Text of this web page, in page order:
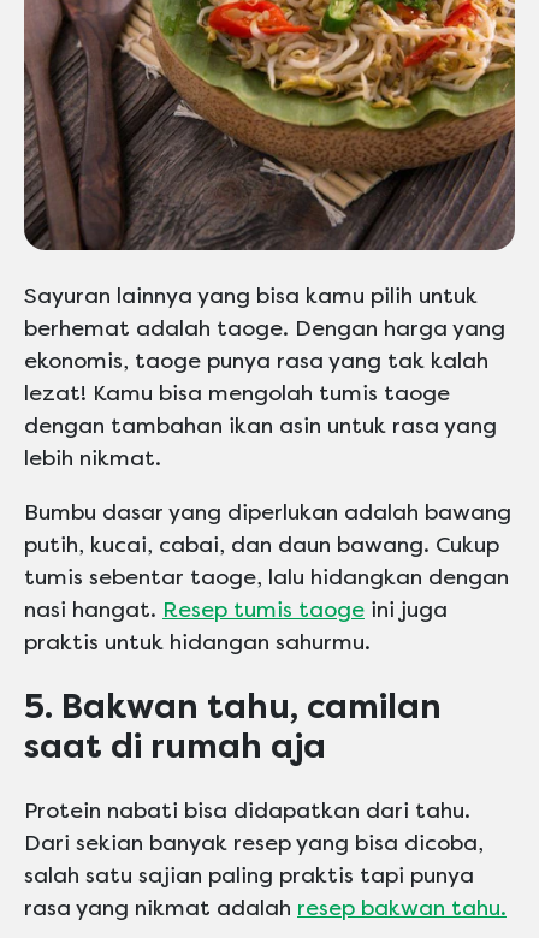
Sayuran lainnya yang bisa kamu pilih untuk
berhemat adalah taoge. Dengan harga yang
ekonomis, taoge punya rasa yang tak kalah
lezat! Kamu bisa mengolah tumis taoge
dengan tambahan ikan asin untuk rasa yang
lebih nikmat.
Bumbu dasar yang diperlukan adalah bawang
putih, kucai, cabai, dan daun bawang. Cukup
tumis sebentar taoge, lalu hidangkan dengan
nasi hangat. Resep tumis taoge ini juga
praktis untuk hidangan sahurmu.
5. Bakwan tahu, camilan
saat di rumah aja
Protein nabati bisa didapatkan dari tahu.
Dari sekian banyak resep yang bisa dicoba,
salah satu sajian paling praktis tapi punya
rasa yang nikmat adalah resep bakwan tahu.